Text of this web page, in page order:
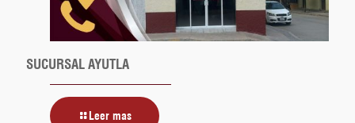
SUCURSAL AYUTLA
Leer mas